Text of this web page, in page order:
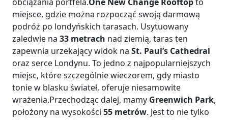
miejsce, gdzie można rozpocząć swoją darmową
podróż po londyńskich tarasach. Usytuowany
zaledwie na 33 metrach nad ziemią, taras ten
zapewnia urzekający widok na St. Paul’s Cathedral
oraz serce Londynu. To jedno z najpopularniejszych
miejsc, które szczególnie wieczorem, gdy miasto
tonie w blasku świateł, oferuje niesamowite
wrażenia.Przechodząc dalej, mamy Greenwich Park,
położony na wysokości 55 metrów. Jest to nie tylko